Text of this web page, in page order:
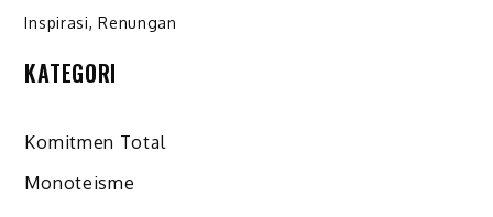
Inspirasi,Renungan
KATEGORI
Komitmen Total
Monoteisme